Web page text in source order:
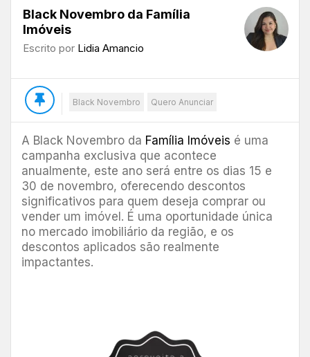
Black Novembro da Família
Imóveis
Escrito por Lidia Amancio
Black Novembro Quero Anunciar
A Black Novembro da Família Imóveis é uma
campanha exclusiva que acontece
anualmente, este ano será entre os dias 15 e
30 de novembro, oferecendo descontos
significativos para quem deseja comprar ou
vender um imóvel. É uma oportunidade única
no mercado imobiliário da região, e os
descontos aplicados são realmente
impactantes.